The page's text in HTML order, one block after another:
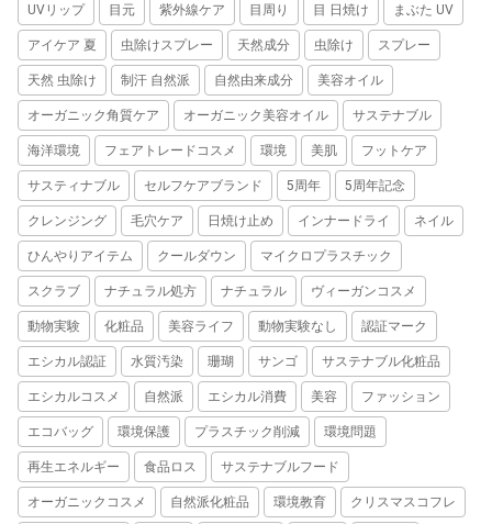
UVリップ 目元 紫外線ケア 目周り 目 日焼け まぶた UV
アイケア 夏 虫除けスプレー 天然成分 虫除け スプレー
天然 虫除け 制汗 自然派 自然由来成分 美容オイル
オーガニック角質ケア オーガニック美容オイル サステナブル
海洋環境 フェアトレードコスメ 環境 美肌 フットケア
サスティナブル セルフケアブランド 5周年 5周年記念
クレンジング 毛穴ケア 日焼け止め インナードライ ネイル
ひんやりアイテム クールダウン マイクロプラスチック
スクラブ ナチュラル処方 ナチュラル ヴィーガンコスメ
動物実験 化粧品 美容ライフ 動物実験なし 認証マーク
エシカル認証 水質汚染 珊瑚 サンゴ サステナブル化粧品
エシカルコスメ 自然派 エシカル消費 美容 ファッション
エコバッグ 環境保護 プラスチック削減 環境問題
再生エネルギー 食品ロス サステナブルフード
オーガニックコスメ 自然派化粧品 環境教育 クリスマスコフレ